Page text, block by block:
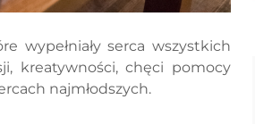
wypełniały serca wszystkich
kreatywności, chęci pomocy
najmłodszych.